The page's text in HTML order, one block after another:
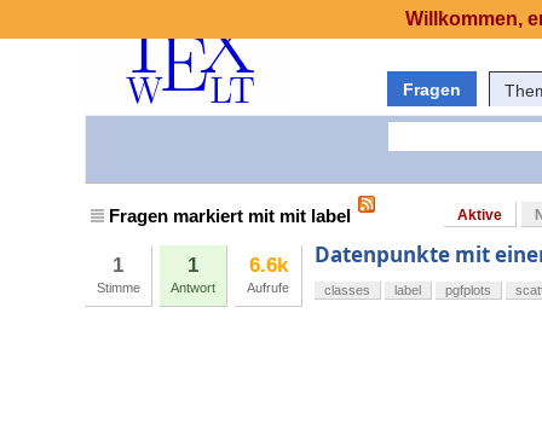
Fragen
Fragen markiert mit mit label Aktive
1
Stimme
1
Antwort
6.6k
Aufrufe
Datenpunkte mit
classes label pgfplots
Willkommen,